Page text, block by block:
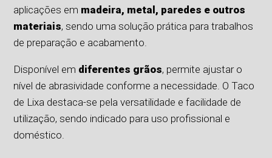
aplicações em madeira, metal, paredes e outros
materiais, sendo uma solução prática para trabalhos
de preparação e acabamento.
Disponível em diferentes grãos, permite ajustar o
nível de abrasividade conforme a necessidade. O Taco
de Lixa destaca-se pela versatilidade e facilidade de
utilização, sendo indicado para uso profissional e
doméstico.